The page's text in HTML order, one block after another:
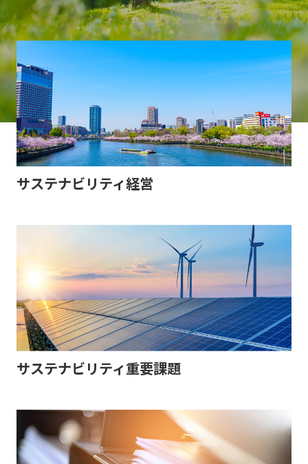
サステナビリティ経営
サステナビリティ重要課題